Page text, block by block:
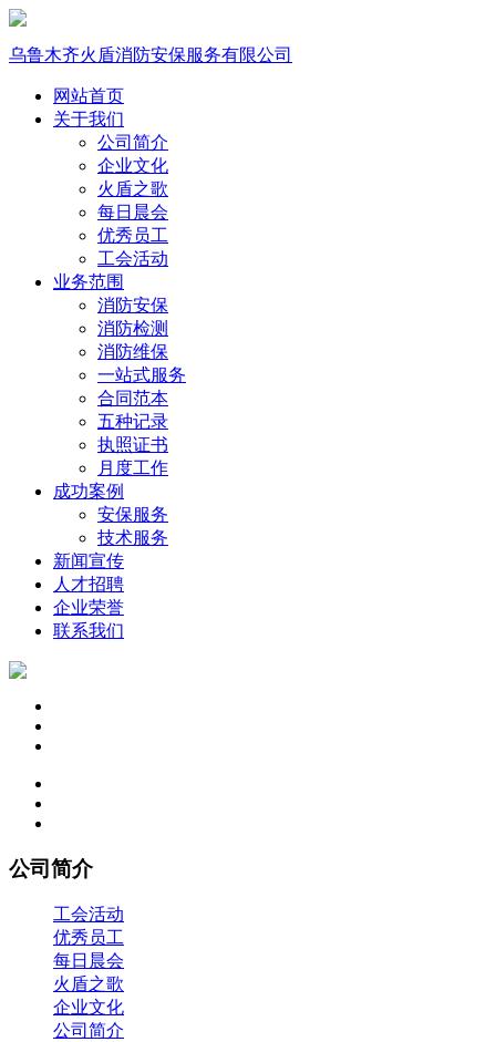
乌鲁木齐火盾消防安保服务有限公司
网站首页
关于我们
公司简介
企业文化
火盾之歌
每日晨会
优秀员工
工会活动
业务范围
消防安保
消防检测
消防维保
一站式服务
合同范本
五种记录
执照证书
月度工作
成功案例
安保服务
技术服务
新闻宣传
人才招聘
企业荣誉
联系我们
公司简介
工会活动
优秀员工
每日晨会
火盾之歌
企业文化
公司简介